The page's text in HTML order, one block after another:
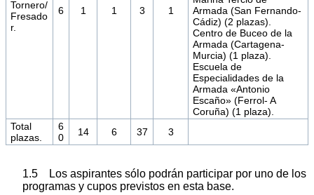
Tornero/
Fresado
r.
6 1 1 3 1
Armada (San Fernando-
Cádiz) (2 plazas).
Centro de Buceo de la
Armada (Cartagena-
Murcia) (1 plaza).
Escuela de
Especialidades de la
Armada «Antonio
Escaño» (Ferrol- A
Coruña) (1 plaza).
Total
plazas.
6
0
14 6 37 3
1.5 Los aspirantes sólo podrán participar por uno de los
programas y cupos previstos en esta base.